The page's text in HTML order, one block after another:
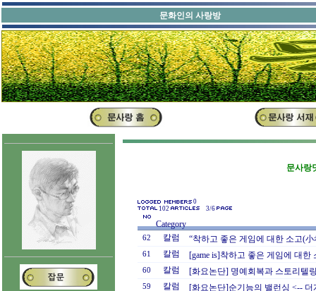
문화인의
문사랑
0
102
3/6
Category
62 칼럼 “착하고 좋은 게임에 대한 소고(
61 칼럼 [game is]착하고 좋은 게임에 대
60 칼럼 [화요논단] 명예회복과 스토리텔
59 칼럼 [화요논단]순기능의 밸런싱 <-- 더